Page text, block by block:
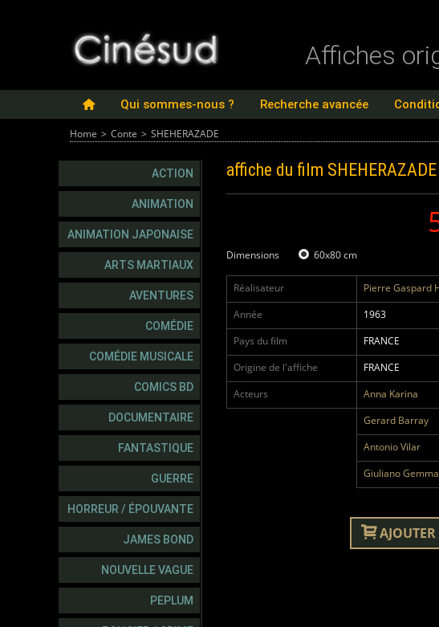
Affiches
Qui sommes-nous ? Recherche avancée
Home > Conte > SHEHERAZADE
ACTION
ANIMATION
ANIMATION JAPONAISE
ARTS MARTIAUX
AVENTURES
COMÉDIE
COMÉDIE MUSICALE
COMICS BD
DOCUMENTAIRE
FANTASTIQUE
GUERRE
HORREUR / ÉPOUVANTE
JAMES BOND
NOUVELLE VAGUE
PEPLUM
affiche du film SHEHERAZADE
Dimensions 60x80 cm
Réalisateur
Pierre Gaspard
Année
1963
Pays du film
FRANCE
Origine de l'affiche
FRANCE
Acteurs
Anna Karina
Gerard Barray
Antonio Vilar
Giuliano Gemma